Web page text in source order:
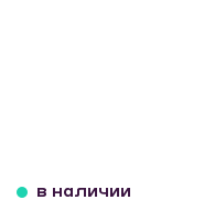
в наличии